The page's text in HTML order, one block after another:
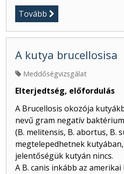
Tovább
A kutya brucellosisa
Meddőségvizsgálat
Elterjedtség, előfordulás
A Brucellosis okozója
nevű gram negatív
(B. melitensis, B. abortus, B.
megtelepedhetnek
jelentőségük kutyán nincs.
A B. canis inkább az